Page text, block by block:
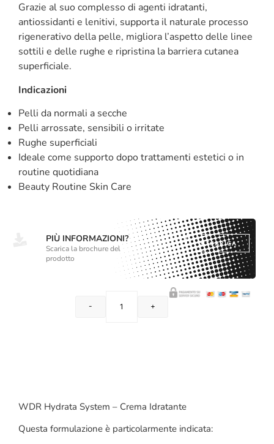
Grazie al suo complesso di agenti idratanti,
antiossidanti e lenitivi, supporta il naturale processo
rigenerativo della pelle, migliora l’aspetto delle linee
sottili e delle rughe e ripristina la barriera cutanea
superficiale.
Indicazioni
Pelli da normali a secche
Pelli arrossate, sensibili o irritate
Rughe superficiali
Ideale come supporto dopo trattamenti estetici o in
routine quotidiana
Beauty Routine Skin Care
PIÙ INFORMAZIONI?
Scarica la brochure del
prodotto
SCARICA
- +
WDR Hydrata System – Crema Idratante
Questa formulazione è particolarmente indicata: